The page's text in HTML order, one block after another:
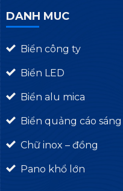
DANH MUC
Biển công ty
Biển LED
Biển alu mica
Biển quảng cáo
Chữ inox – đồng
Pano khổ lớn